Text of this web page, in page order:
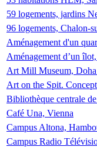
59 logements, jardins
96 logements, Chalon-
Aménagement d'un
Aménagement d’un
Art Mill Museum,
Art on the Spit.
Bibliothèque centrale
Café Una, Vienna
Campus Altona,
Campus Radio